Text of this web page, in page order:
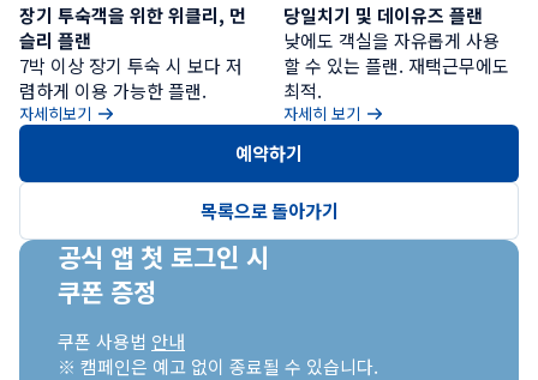
장기 투숙객을 위한 위클리, 먼
슬리 플랜
7박 이상 장기 투숙 시 보다 저
렴하게 이용 가능한 플랜.
자세히보기
당일치기 및 데이유즈 플랜
낮에도 객실을 자유롭게 사용
할 수 있는 플랜. 재택근무에도
최적.
자세히 보기
예약하기
목록으로 돌아가기
공식 앱 첫 로그인 시
쿠폰 증정
쿠폰 사용법 안내
※ 캠페인은 예고 없이 종료될 수 있습니다.